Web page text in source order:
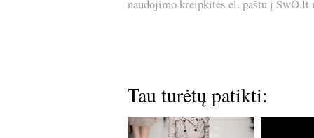
naudojimo kreipkitės el. paštu į
Tau turėtų patikti: